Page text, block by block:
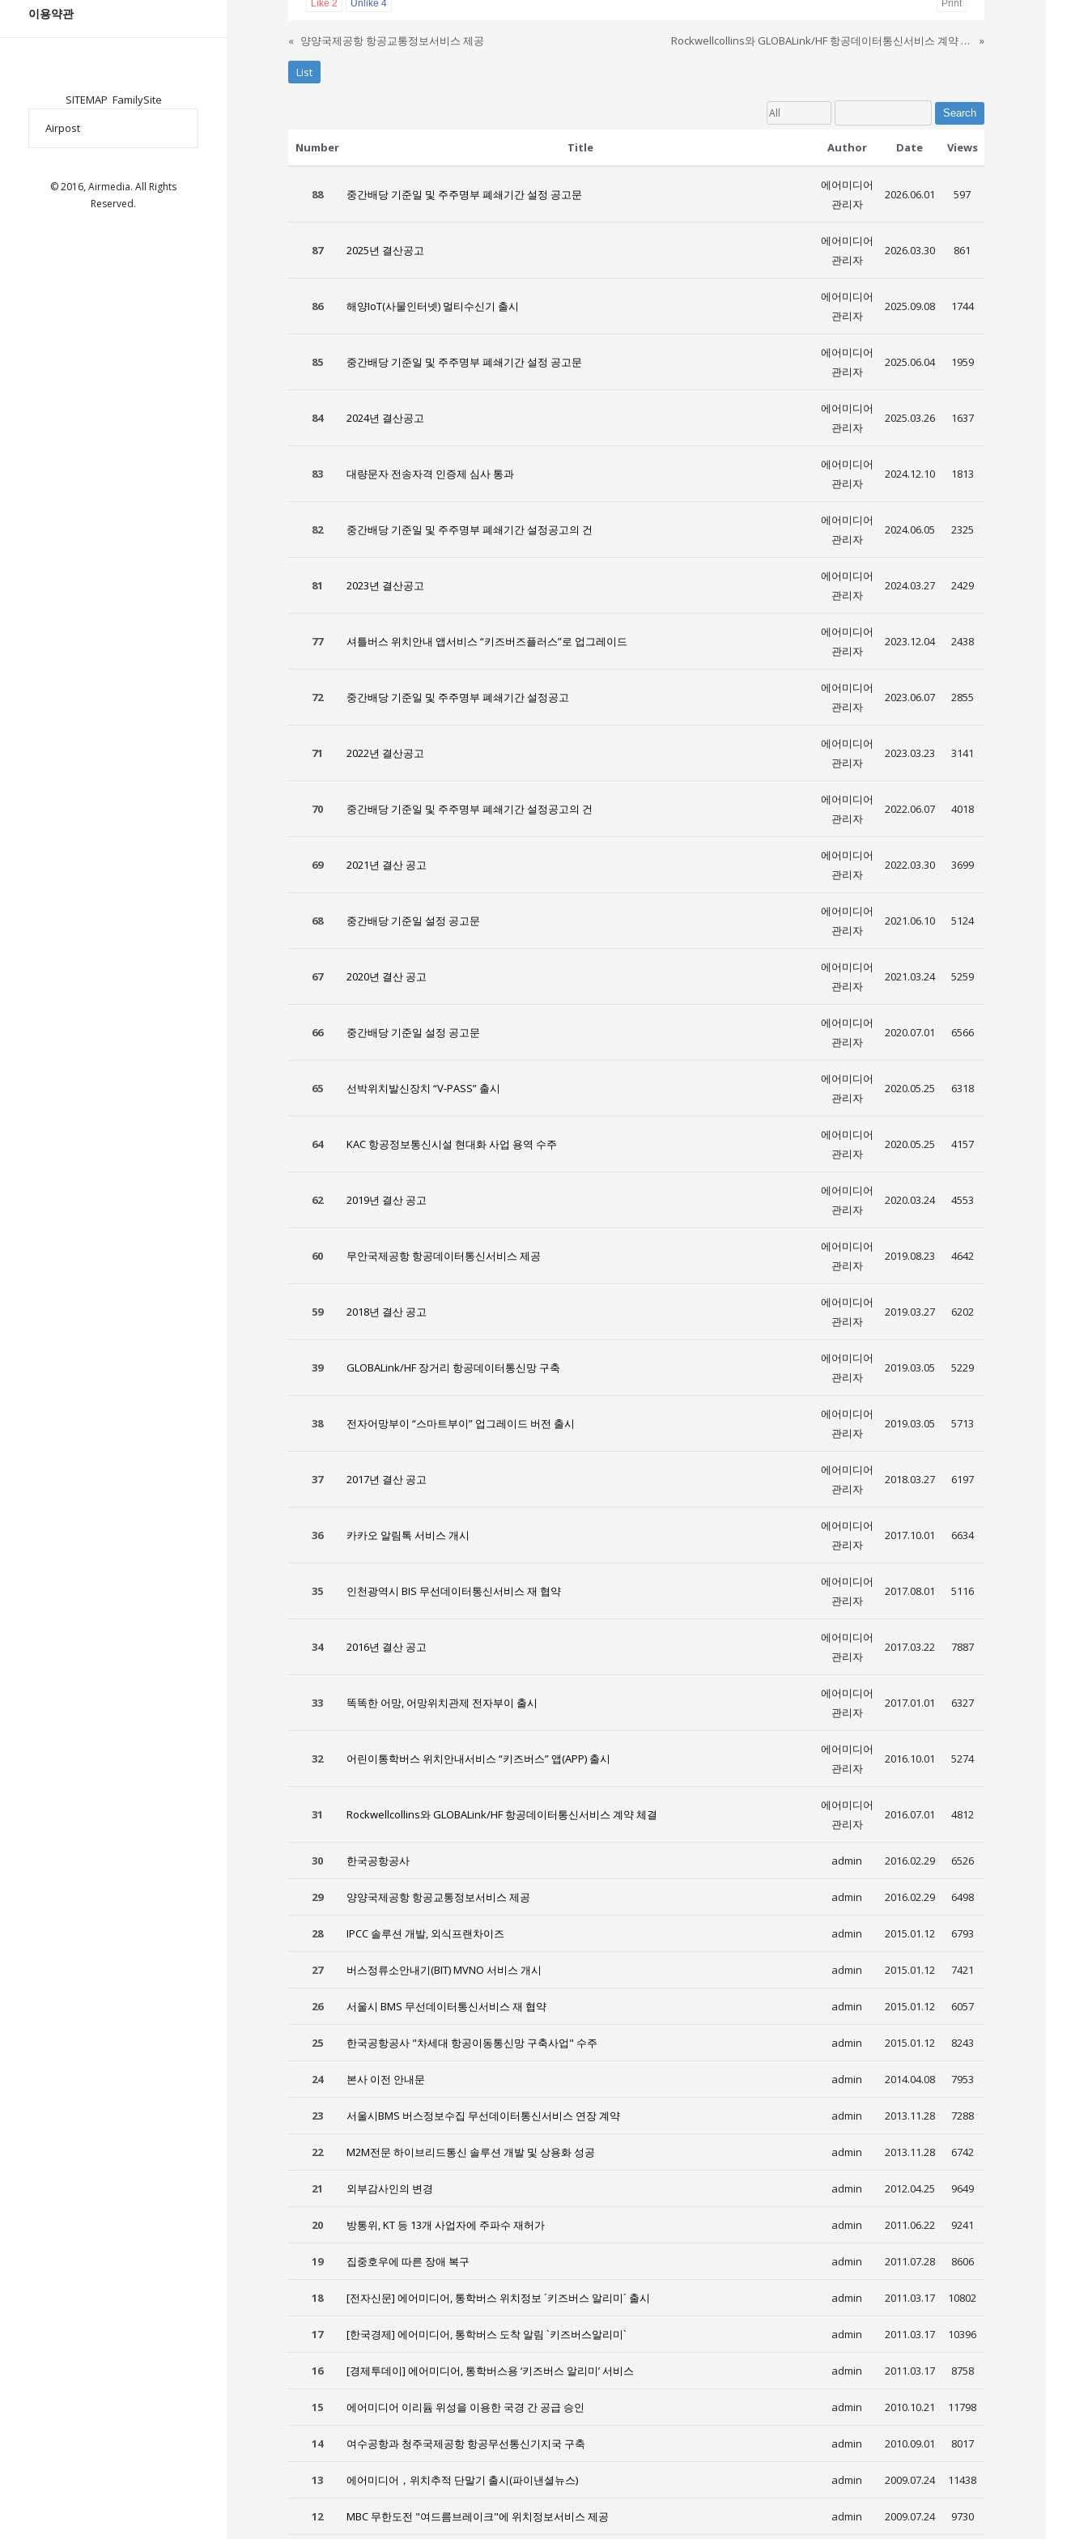
이용약관
SITEMAP FamilySite
© 2016, Airmedia. All Rights
Reserved.
Like 2 Unlike 4 Print
« 양양국제공항 항공교통정보서비스 제공 Rockwellcollins와 GLOBALink/HF 항공데이터통신서비스 계약 체결 »
List
Search
Number Title Author Date Views
88 중간배당 기준일 및 주주명부 폐쇄기간 설정 공고문
에어미디어
관리자
2026.06.01 597
87 2025년 결산공고
에어미디어
관리자
2026.03.30 861
86 해양IoT(사물인터넷) 멀티수신기 출시
에어미디어
관리자
2025.09.08 1744
85 중간배당 기준일 및 주주명부 폐쇄기간 설정 공고문
에어미디어
관리자
2025.06.04 1959
84 2024년 결산공고
에어미디어
관리자
2025.03.26 1637
83 대량문자 전송자격 인증제 심사 통과
에어미디어
관리자
2024.12.10 1813
82 중간배당 기준일 및 주주명부 폐쇄기간 설정공고의 건
에어미디어
관리자
2024.06.05 2325
81 2023년 결산공고
에어미디어
관리자
2024.03.27 2429
77 셔틀버스 위치안내 앱서비스 “키즈버즈플러스”로 업그레이드
에어미디어
관리자
2023.12.04 2438
72 중간배당 기준일 및 주주명부 폐쇄기간 설정공고
에어미디어
관리자
2023.06.07 2855
71 2022년 결산공고
에어미디어
관리자
2023.03.23 3141
70 중간배당 기준일 및 주주명부 폐쇄기간 설정공고의 건
에어미디어
관리자
2022.06.07 4018
69 2021년 결산 공고
에어미디어
관리자
2022.03.30 3699
68 중간배당 기준일 설정 공고문
에어미디어
관리자
2021.06.10 5124
67 2020년 결산 공고
에어미디어
관리자
2021.03.24 5259
66 중간배당 기준일 설정 공고문
에어미디어
관리자
2020.07.01 6566
65 선박위치발신장치 “V-PASS” 출시
에어미디어
관리자
2020.05.25 6318
64 KAC 항공정보통신시설 현대화 사업 용역 수주
에어미디어
관리자
2020.05.25 4157
62 2019년 결산 공고
에어미디어
관리자
2020.03.24 4553
60 무안국제공항 항공데이터통신서비스 제공
에어미디어
관리자
2019.08.23 4642
59 2018년 결산 공고
에어미디어
관리자
2019.03.27 6202
39 GLOBALink/HF 장거리 항공데이터통신망 구축
에어미디어
관리자
2019.03.05 5229
38 전자어망부이 “스마트부이” 업그레이드 버전 출시
에어미디어
관리자
2019.03.05 5713
37 2017년 결산 공고
에어미디어
관리자
2018.03.27 6197
36 카카오 알림톡 서비스 개시
에어미디어
관리자
2017.10.01 6634
35 인천광역시 BIS 무선데이터통신서비스 재 협약
에어미디어
관리자
2017.08.01 5116
34 2016년 결산 공고
에어미디어
관리자
2017.03.22 7887
33 똑똑한 어망, 어망위치관제 전자부이 출시
에어미디어
관리자
2017.01.01 6327
32 어린이통학버스 위치안내서비스 “키즈버스” 앱(APP) 출시
에어미디어
관리자
2016.10.01 5274
31 Rockwellcollins와 GLOBALink/HF 항공데이터통신서비스 계약 체결
에어미디어
관리자
2016.07.01 4812
30 한국공항공사 admin 2016.02.29 6526
29 양양국제공항 항공교통정보서비스 제공 admin 2016.02.29 6498
28 IPCC 솔루션 개발, 외식프랜차이즈 admin 2015.01.12 6793
27 버스정류소안내기(BIT) MVNO 서비스 개시 admin 2015.01.12 7421
26 서울시 BMS 무선데이터통신서비스 재 협약 admin 2015.01.12 6057
25 한국공항공사 "차세대 항공이동통신망 구축사업" 수주 admin 2015.01.12 8243
24 본사 이전 안내문 admin 2014.04.08 7953
23 서울시BMS 버스정보수집 무선데이터통신서비스 연장 계약 admin 2013.11.28 7288
22 M2M전문 하이브리드통신 솔루션 개발 및 상용화 성공 admin 2013.11.28 6742
21 외부감사인의 변경 admin 2012.04.25 9649
20 방통위, KT 등 13개 사업자에 주파수 재허가 admin 2011.06.22 9241
19 집중호우에 따른 장애 복구 admin 2011.07.28 8606
18 [전자신문] 에어미디어, 통학버스 위치정보 ´키즈버스 알리미´ 출시 admin 2011.03.17 10802
17 [한국경제] 에어미디어, 통학버스 도착 알림 `키즈버스알리미` admin 2011.03.17 10396
16 [경제투데이] 에어미디어, 통학버스용 ‘키즈버스 알리미’ 서비스 admin 2011.03.17 8758
15 에어미디어 이리듐 위성을 이용한 국경 간 공급 승인 admin 2010.10.21 11798
14 여수공항과 청주국제공항 항공무선통신기지국 구축 admin 2010.09.01 8017
13 에어미디어，위치추적 단말기 출시(파이낸셜뉴스) admin 2009.07.24 11438
12 MBC 무한도전 "여드름브레이크"에 위치정보서비스 제공 admin 2009.07.24 9730